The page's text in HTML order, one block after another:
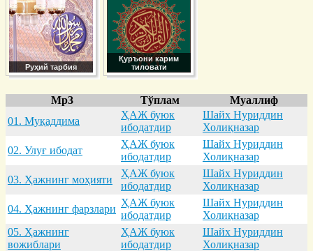
Руҳий тарбия
Қуръони карим
тиловати
Mp3 Тўплам
Муаллиф
01. Муқaддимa
ҲАЖ буюк
ибодатдир
Шайх Нуриддин
Холиқназар
02. Улуғ ибодaт
ҲАЖ буюк
ибодатдир
Шайх Нуриддин
Холиқназар
03. Ҳaжнинг моҳияти
ҲАЖ буюк
ибодатдир
Шайх Нуриддин
Холиқназар
04. Ҳaжнинг фaрзлaри
ҲАЖ буюк
ибодатдир
Шайх Нуриддин
Холиқназар
05. Ҳaжнинг
вожиблaри
ҲАЖ буюк
ибодатдир
Шайх Нуриддин
Холиқназар